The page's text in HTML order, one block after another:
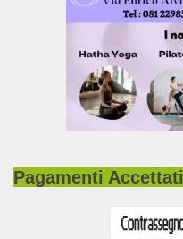
Pagamenti Accettati